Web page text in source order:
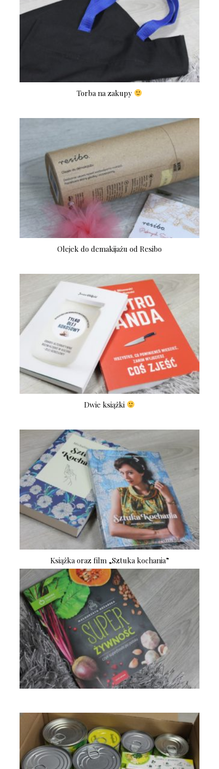
Torba na zakupy
Olejek do demakijażu od Resibo
Dwie książki
Książka oraz film „Sztuka kochania”